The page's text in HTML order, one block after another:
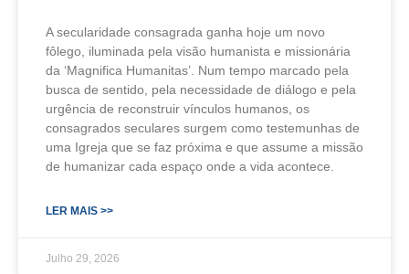
A secularidade consagrada ganha hoje um novo
fôlego, iluminada pela visão humanista e missionária
da ‘Magnifica Humanitas’. Num tempo marcado pela
busca de sentido, pela necessidade de diálogo e pela
urgência de reconstruir vínculos humanos, os
consagrados seculares surgem como testemunhas de
uma Igreja que se faz próxima e que assume a missão
de humanizar cada espaço onde a vida acontece.
LER MAIS >>
Julho 29, 2026